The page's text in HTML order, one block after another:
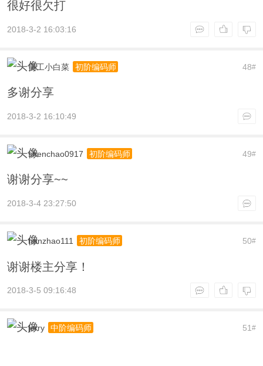
很好很欠打
2018-3-2 16:03:16
48#
美工小白菜 初阶编码师
多谢分享
2018-3-2 16:10:49
49#
shenchao0917 初阶编码师
谢谢分享~~
2018-3-4 23:27:50
50#
hanzhao111 初阶编码师
谢谢楼主分享！
2018-3-5 09:16:48
51#
jerry 中阶编码师